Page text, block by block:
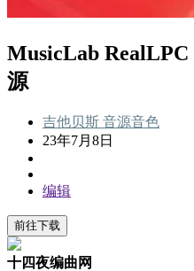
MusicLab RealLPC
源
吉他贝斯 音源音色
23年7月8日
编辑
前往下载
十四夜编曲网